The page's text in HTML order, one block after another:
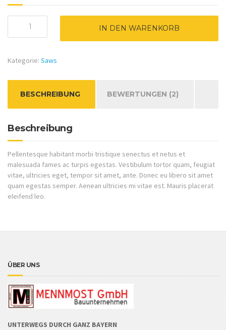
IN DEN WARENKORB
Kategorie: Saws
BESCHREIBUNG BEWERTUNGEN (2)
Beschreibung
Pellentesque habitant morbi tristique senectus et netus et
malesuada fames ac turpis egestas. Vestibulum tortor quam, feugiat
vitae, ultricies eget, tempor sit amet, ante. Donec eu libero sit amet
quam egestas semper. Aenean ultricies mi vitae est. Mauris placerat
eleifend leo.
ÜBER UNS
UNTERWEGS DURCH GANZ BAYERN